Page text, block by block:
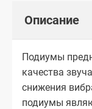
Описание
Подиумы
качества
снижения
подиумы